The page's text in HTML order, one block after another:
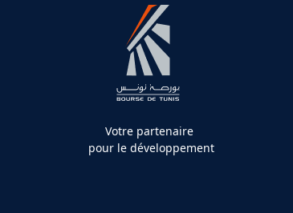
Votre partenaire
pour le développement